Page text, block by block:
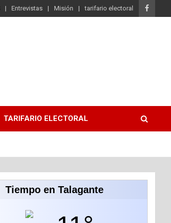
Entrevistas Misión tarifario electoral
TARIFARIO ELECTORAL
Tiempo en Talagante